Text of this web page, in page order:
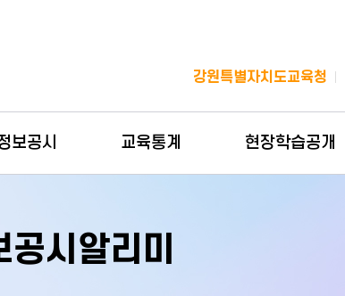
강원특별자치도교육청
보공시 교육통계 현장학습공개
공시알리미